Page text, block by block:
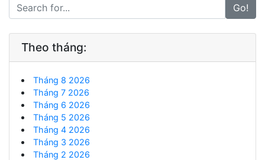
Go!
Theo tháng:
Tháng 8 2026
Tháng 7 2026
Tháng 6 2026
Tháng 5 2026
Tháng 4 2026
Tháng 3 2026
Tháng 2 2026